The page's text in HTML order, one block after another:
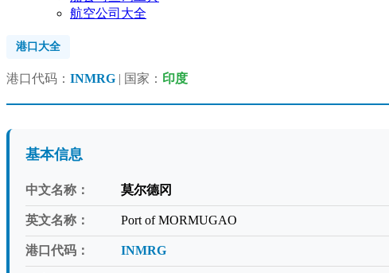
航空公司大全
港口大全
港口代码： INMRG | 国家： 印度
基本信息
中文名称： 莫尔德冈
英文名称： Port of MORMUGAO
港口代码： INMRG